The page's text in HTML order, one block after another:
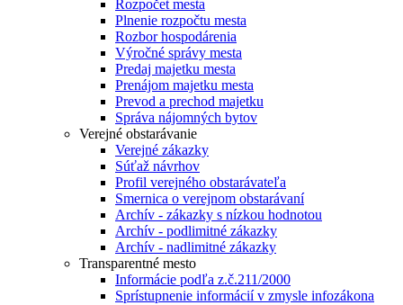
Rozpočet mesta
Plnenie rozpočtu mesta
Rozbor hospodárenia
Výročné správy mesta
Predaj majetku mesta
Prenájom majetku mesta
Prevod a prechod majetku
Správa nájomných bytov
Verejné obstarávanie
Verejné zákazky
Súťaž návrhov
Profil verejného obstarávateľa
Smernica o verejnom obstarávaní
Archív - zákazky s nízkou hodnotou
Archív - podlimitné zákazky
Archív - nadlimitné zákazky
Transparentné mesto
Informácie podľa z.č.211/2000
Sprístupnenie informácií v zmysle infozákona